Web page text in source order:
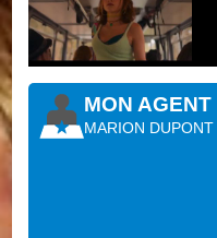
MON AGENT
MARION DUPONT